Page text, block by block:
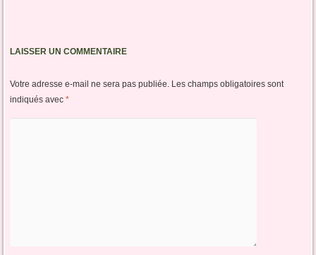
LAISSER UN COMMENTAIRE
Votre adresse e-mail ne sera pas publiée. Les champs obligatoires sont
indiqués avec *